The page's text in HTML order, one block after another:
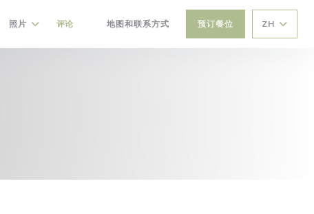
照片 评论
((在新窗口中打开))
地图和联系方式 预订餐位 ZH